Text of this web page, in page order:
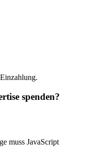
spenden?
muss JavaScript